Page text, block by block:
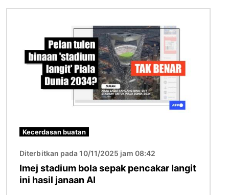
Kecerdasan buatan
Diterbitkan pada 10/11/2025 jam 08:42
Imej stadium bola sepak pencakar langit
ini hasil janaan AI